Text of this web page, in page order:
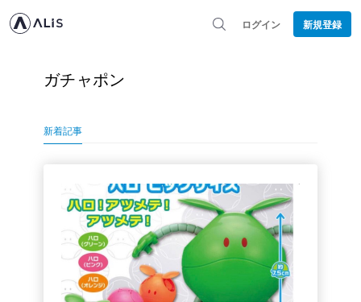
ログイン 新規登録
ガチャポン
新着記事